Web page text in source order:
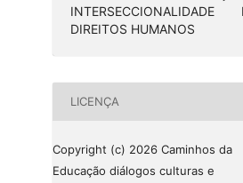
INTERSECCIONALIDADE
DIREITOS HUMANOS
LICENÇA
Copyright (c) 2026 Caminhos da
Educação diálogos culturas e